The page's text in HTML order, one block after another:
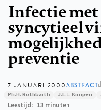
Infectie
syncytieel
preventie
7 JANUARI 2000ABSTRACT
Ph.H. Rothbarth J.L.L. Kimpen
Leestijd 13 minuten